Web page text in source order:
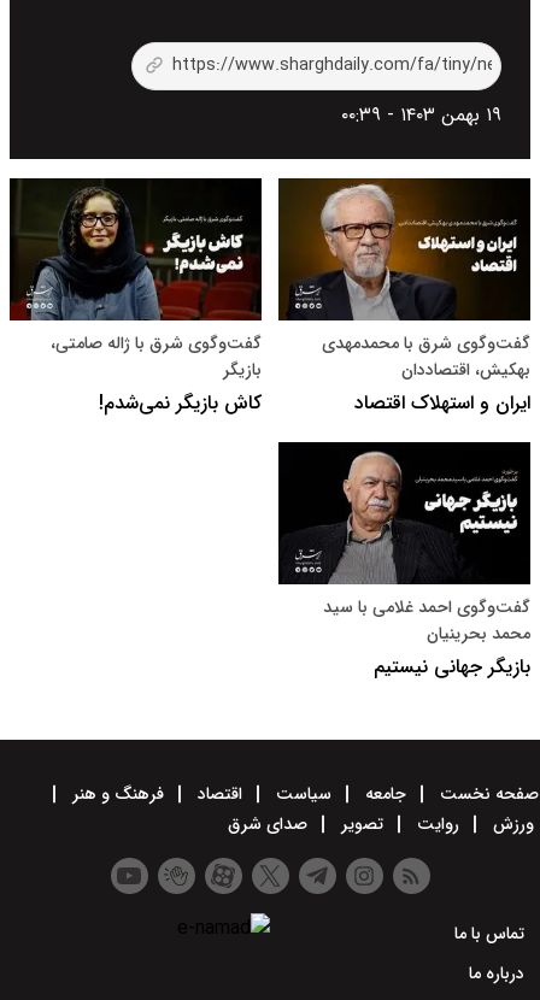
۱۹ بهمن ۱۴۰۳ - ۰۰:۳۹
گفت‌و‌گوی شرق با محمدمهدی
بهکیش، اقتصاددان
ایران و استهلاک اقتصاد
گفت‌وگوی شرق با ژاله صامتی،
بازیگر
کاش بازیگر نمی‌شدم!
گفت‌وگوی احمد غلامی با سید
محمد بحرینیان
بازیگر جهانی نیستیم
صفحه نخست جامعه سیاست اقتصاد
فرهنگ و هنر
ورزش
روایت تصویر صدای شرق
تماس با ما
درباره ما